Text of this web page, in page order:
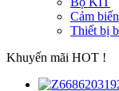
Cảm
Thiết bị
Khuyến mãi HOT !